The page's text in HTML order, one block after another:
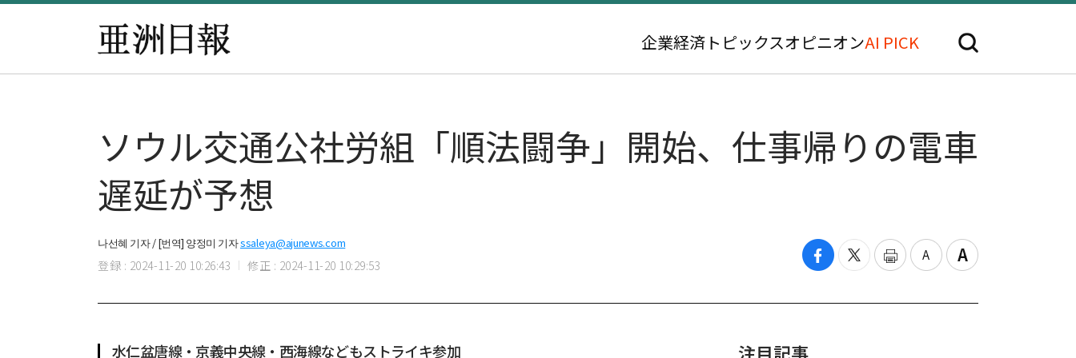
企業経済 トピックスオピニオンAI PICK
ソウル交通公社労組「順法闘争」開始、仕事帰りの電車
遅延が予想
나선혜 기자 / [번역] 양정미 기자ssaleya@ajunews.com
登録 : 2024-11-20 10:26:43 修正 : 2024-11-20 10:29:53
水仁盆唐線・京義中央線・西海線などもストライキ参加 注目記事